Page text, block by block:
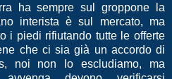
ha sempre sul groppone la
interista è sul mercato, ma
i piedi rifiutando tutte le offerte
che ci sia già un accordo di
noi non lo escludiamo, ma